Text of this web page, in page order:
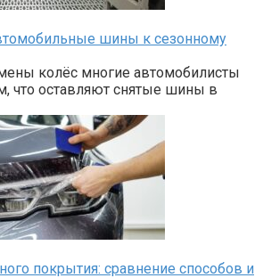
шины к сезонному
колёс многие автомобилисты
что оставляют снятые шины в
покрытия: сравнение способов и